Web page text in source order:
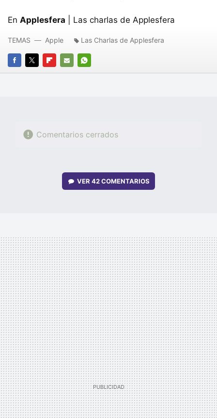
En Applesfera | Las charlas de Applesfera
FACEBOOK
TWITTERFLIPBOARD
E-
WHATSAPP
TEMAS Apple Las Charlas de Applesfera
Comentarios cerrados
VER 42 COMENTARIOS